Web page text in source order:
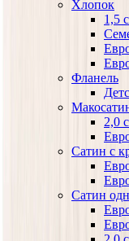
Хлопок
1,5
Фланель
2,0
Сатин с
Сатин